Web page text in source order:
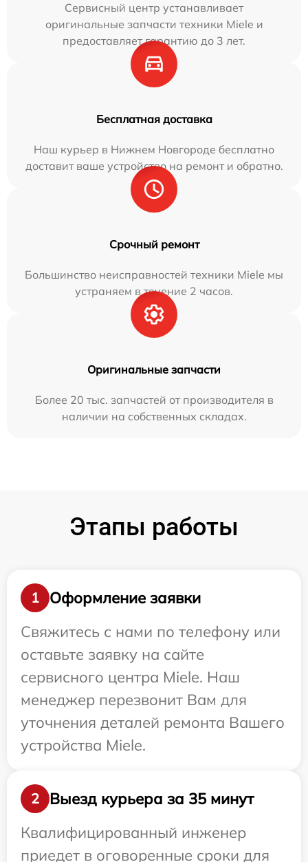
Сервисный центр устанавливает
оригинальные запчасти техники Miele и
предоставляет гарантию до 3 лет.
Бесплатная доставка
Наш курьер в Нижнем Новгороде бесплатно
доставит ваше устройство на ремонт и обратно.
Срочный ремонт
Большинство неисправностей техники Miele мы
устраняем в течение 2 часов.
Оригинальные запчасти
Более 20 тыс. запчастей от производителя в
наличии на собственных складах.
Этапы работы
1
Оформление заявки
Свяжитесь с нами по телефону или
оставьте заявку на сайте
сервисного центра Miele. Наш
менеджер перезвонит Вам для
уточнения деталей ремонта Вашего
устройства Miele.
2
Выезд курьера за 35 минут
Квалифицированный инженер
приедет в оговоренные сроки для